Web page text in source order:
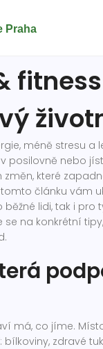
méně stresu a
posilovně nebo
které
článku vám
lidi, tak i pro
se na konkrétní
má, co jíme.
bílkoviny, zdravé